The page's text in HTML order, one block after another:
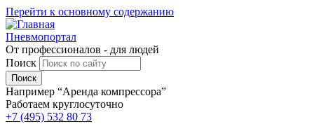
Перейти к основному содержанию
Пневмопортал
От профессионалов - для людей
Поиск
Например “Аренда компрессора”
Работаем круглосуточно
+7 (495) 532 80 73